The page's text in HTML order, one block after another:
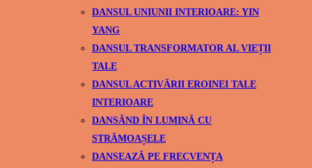
DANSUL UNIUNII INTERIOARE: YIN
YANG
DANSUL TRANSFORMATOR AL VIEȚII
TALE
DANSUL ACTIVĂRII EROINEI TALE
INTERIOARE
DANSÂND ÎN LUMINĂ CU
STRĂMOAȘELE
DANSEAZĂ PE FRECVENȚA